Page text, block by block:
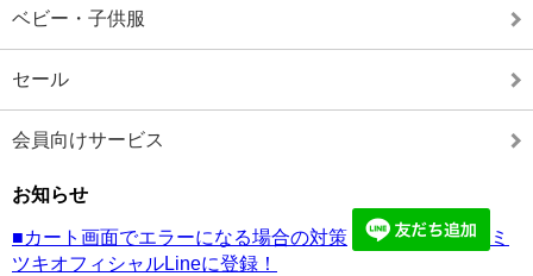
ベビー・子供服
セール
会員向けサービス
お知らせ
■カート画面でエラーになる場合の対策
ミ
ツキオフィシャルLineに登録！